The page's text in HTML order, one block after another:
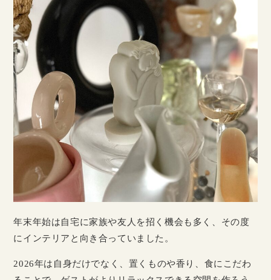
年末年始は自宅に家族や友人を招く機会も多く、その度
にインテリアと向き合っていました。
2026年は自身だけでなく、置くものや香り、食にこだわ